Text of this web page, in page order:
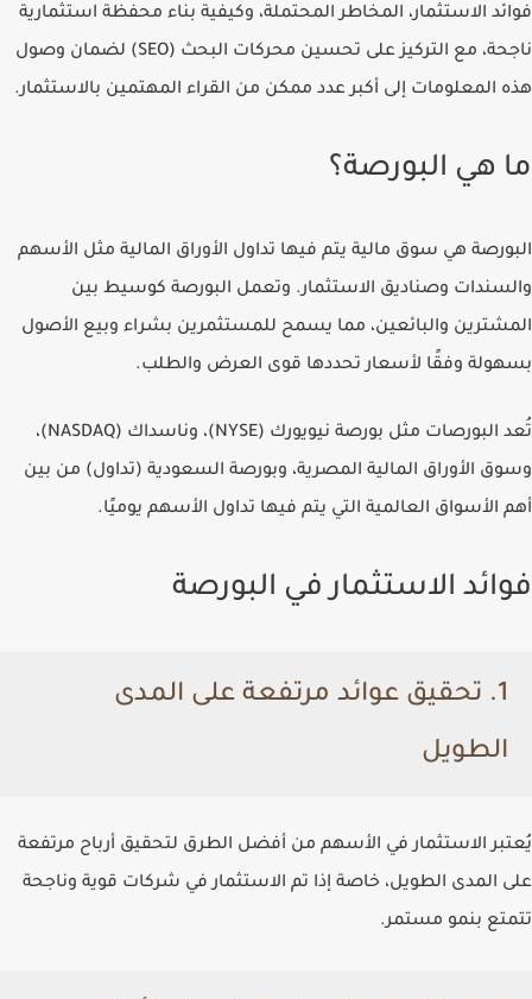
فوائد الاستثمار، المخاطر المحتملة، وكيفية بناء محفظة استثمارية
ناجحة، مع التركيز على تحسين محركات البحث (SEO) لضمان وصول
هذه المعلومات إلى أكبر عدد ممكن من القراء المهتمين بالاستثمار.
ما هي البورصة؟
البورصة هي سوق مالية يتم فيها تداول الأوراق المالية مثل الأسهم
والسندات وصناديق الاستثمار. وتعمل البورصة كوسيط بين
المشترين والبائعين، مما يسمح للمستثمرين بشراء وبيع الأصول
بسهولة وفقًا لأسعار تحددها قوى العرض والطلب.
تُعد البورصات مثل
بورصة نيويورك (NYSE)، وناسداك (NASDAQ)،
وسوق الأوراق المالية المصرية، وبورصة السعودية (تداول) من بين
أهم الأسواق العالمية التي يتم فيها تداول الأسهم يوميًا.
فوائد الاستثمار في البورصة
1. تحقيق عوائد مرتفعة على المدى
الطويل
يُعتبر الاستثمار في الأسهم من أفضل الطرق لتحقيق أرباح مرتفعة
على المدى الطويل، خاصة إذا تم الاستثمار في شركات قوية وناجحة
تتمتع بنمو مستمر.